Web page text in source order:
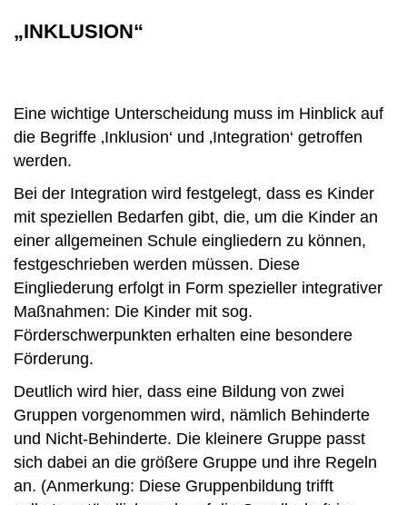
„INKLUSION“
Eine wichtige Unterscheidung muss im Hinblick auf
die Begriffe ‚Inklusion‘ und ‚Integration‘ getroffen
werden.
Bei der Integration wird festgelegt, dass es Kinder
mit speziellen Bedarfen gibt, die, um die Kinder an
einer allgemeinen Schule eingliedern zu können,
festgeschrieben werden müssen. Diese
Eingliederung erfolgt in Form spezieller integrativer
Maßnahmen: Die Kinder mit sog.
Förderschwerpunkten erhalten eine besondere
Förderung.
Deutlich wird hier, dass eine Bildung von zwei
Gruppen vorgenommen wird, nämlich Behinderte
und Nicht-Behinderte. Die kleinere Gruppe passt
sich dabei an die größere Gruppe und ihre Regeln
an. (Anmerkung: Diese Gruppenbildung trifft